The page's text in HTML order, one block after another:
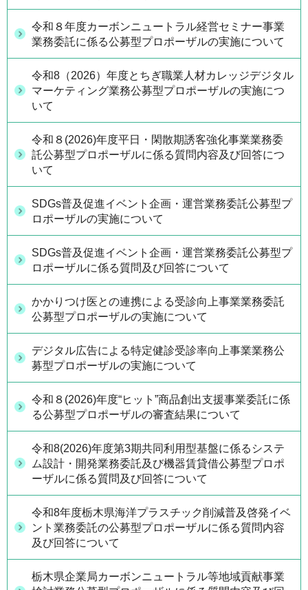
令和８年度カーボンニュートラル経営セミナー事業
業務委託に係る公募型プロポーザルの実施について
令和8（2026）年度とちぎ職業人材カレッジデジタル
マーケティング業務公募型プロポーザルの実施につ
いて
令和８(2026)年度平日・閑散期誘客強化事業業務委
託公募型プロポーザルに係る質問内容及び回答につ
いて
SDGs普及促進イベント企画・運営業務委託公募型プ
ロポーザルの実施について
SDGs普及促進イベント企画・運営業務委託公募型プ
ロポーザルに係る質問及び回答について
かかりつけ医との連携による受診向上事業業務委託
公募型プロポーザルの実施について
デジタル広告による特定健診受診率向上事業業務公
募型プロポーザルの実施について
令和８(2026)年度“ヒット”商品創出支援事業委託に係
る公募型プロポーザルの審査結果について
令和8(2026)年度第3期共同利用型基盤に係るシステ
ム設計・開発業務委託及び機器賃貸借公募型プロポ
ーザルに係る質問及び回答について
令和8年度栃木県海洋プラスチック削減普及啓発イベ
ント業務委託の公募型プロポーザルに係る質問内容
及び回答について
栃木県企業局カーボンニュートラル等地域貢献事業